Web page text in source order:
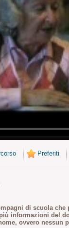
Preferiti
di scuola che
informazioni del
ovvero nessun